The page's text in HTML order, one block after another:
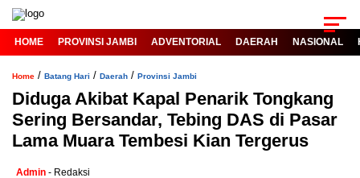
HOME PROVINSI JAMBI ADVENTORIAL DAERAH NASIONAL
Home / Batang Hari / Daerah / Provinsi Jambi
Diduga Akibat Kapal Penarik Tongkang
Sering Bersandar, Tebing DAS di Pasar
Lama Muara Tembesi Kian Tergerus
Admin - Redaksi